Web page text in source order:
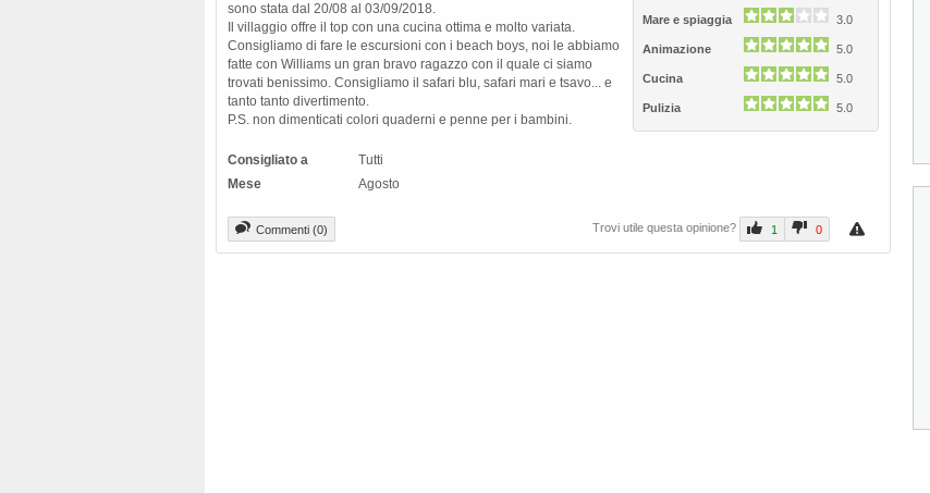
Mare e spiaggia 3.0
Animazione 5.0
Cucina 5.0
Pulizia 5.0
sono stata dal 20/08 al 03/09/2018.
Il villaggio offre il top con una cucina ottima e molto variata.
Consigliamo di fare le escursioni con i beach boys, noi le abbiamo
fatte con Williams un gran bravo ragazzo con il quale ci siamo
trovati benissimo. Consigliamo il safari blu, safari mari e tsavo... e
tanto tanto divertimento.
P.S. non dimenticati colori quaderni e penne per i bambini.
Consigliato a
Tutti
Mese
Agosto
Commenti (0) Trovi utile questa opinione? 1 0
POSIZIONE - Il Bravo Garoda (ex